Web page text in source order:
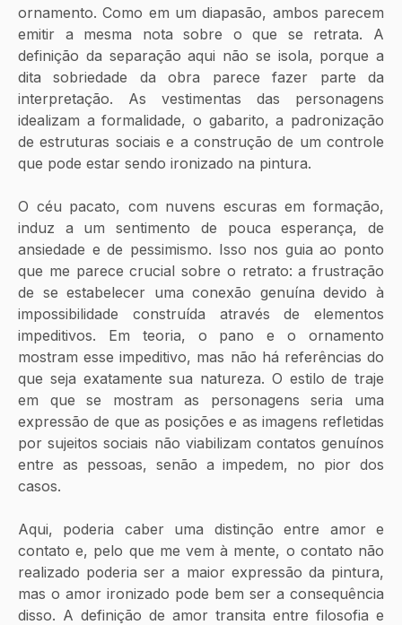
ornamento. Como em um diapasão, ambos parecem
emitir a mesma nota sobre o que se retrata. A
definição da separação aqui não se isola, porque a
dita sobriedade da obra parece fazer parte da
interpretação. As vestimentas das personagens
idealizam a formalidade, o gabarito, a padronização
de estruturas sociais e a construção de um controle
que pode estar sendo ironizado na pintura.
O céu pacato, com nuvens escuras em formação,
induz a um sentimento de pouca esperança, de
ansiedade e de pessimismo. Isso nos guia ao ponto
que me parece crucial sobre o retrato: a frustração
de se estabelecer uma conexão genuína devido à
impossibilidade construída através de elementos
impeditivos. Em teoria, o pano e o ornamento
mostram esse impeditivo, mas não há referências do
que seja exatamente sua natureza. O estilo de traje
em que se mostram as personagens seria uma
expressão de que as posições e as imagens refletidas
por sujeitos sociais não viabilizam contatos genuínos
entre as pessoas, senão a impedem, no pior dos
casos.
Aqui, poderia caber uma distinção entre amor e
contato e, pelo que me vem à mente, o contato não
realizado poderia ser a maior expressão da pintura,
mas o amor ironizado pode bem ser a consequência
disso. A definição de amor transita entre filosofia e